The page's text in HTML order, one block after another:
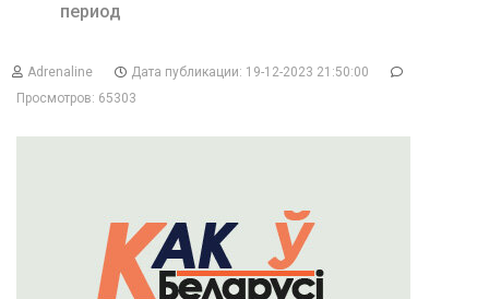
период
Adrenaline
Дата публикации: 19-12-2023 21:50:00
Просмотров: 65303